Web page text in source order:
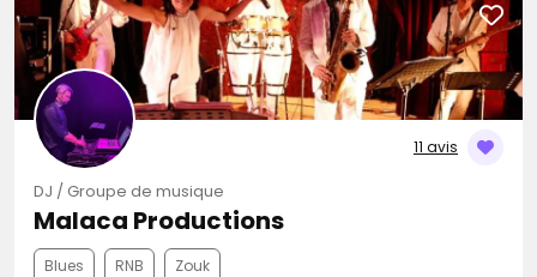
11 avis
DJ / Groupe de musique
Malaca Productions
Blues RNB Zouk